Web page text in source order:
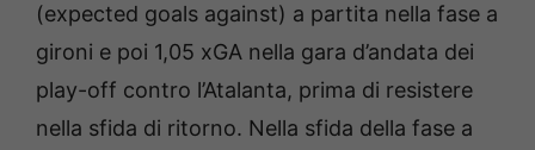
(expected goals against) a partita nella fase a
gironi e poi 1,05 xGA nella gara d’andata dei
play-off contro l’Atalanta, prima di resistere
nella sfida di ritorno. Nella sfida della fase a